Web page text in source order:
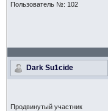
Пользователь №: 102
Dark Su1cide
Продвинутый участник